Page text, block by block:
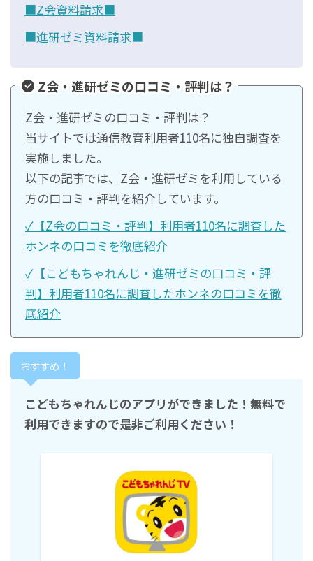
■Z会資料請求■
■進研ゼミ資料請求■
Z会・進研ゼミの口コミ・評判は？
Z会・進研ゼミの口コミ・評判は？
当サイトでは通信教育利用者110名に独自調査を
実施しました。
以下の記事では、Z会・進研ゼミを利用している
方の口コミ・評判を紹介しています。
✓【Z会の口コミ・評判】利用者110名に調査した
ホンネの口コミを徹底紹介
✓【こどもちゃれんじ・進研ゼミの口コミ・評
判】利用者110名に調査したホンネの口コミを徹
底紹介
おすすめ！
こどもちゃれんじのアプリができました！無料で
利用できますので是非ご利用ください！